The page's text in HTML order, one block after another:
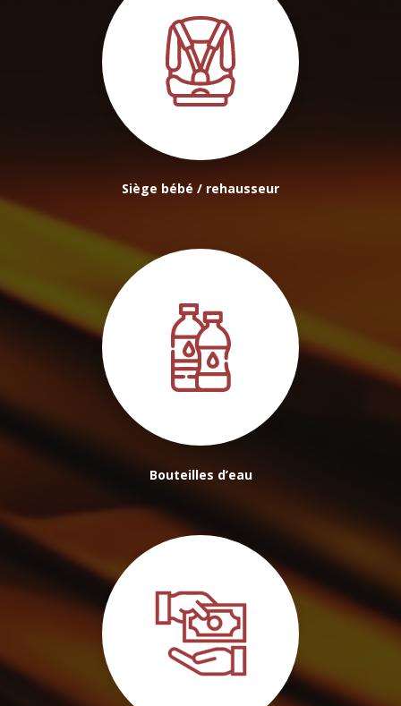
Siège bébé / rehausseur
Bouteilles d’eau